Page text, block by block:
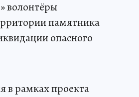
волонтёры
памятника
опасного
в рамках проекта